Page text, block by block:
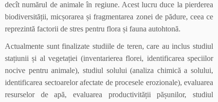
decît numărul de animale în regiune. Acest lucru duce la pierderea
biodiversității, micșorarea și fragmentarea zonei de pădure, ceea ce
reprezintă factorii de stres pentru flora și fauna autohtonă.
Actualmente sunt finalizate studiile de teren, care au inclus studiul
stațiunii și al vegetației (inventarierea florei, identificarea speciilor
nocive pentru animale), studiul solului (analiza chimică a solului,
identificarea sectoarelor afectate de procesele erozionale), evaluarea
resurselor de apă, evaluarea productivității pășunilor, studiul